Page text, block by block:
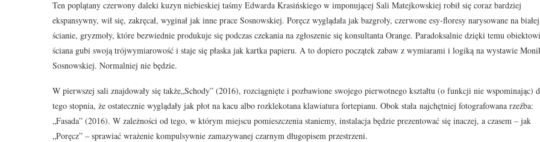
Ten poplątany czerwony daleki kuzyn niebieskiej taśmy Edwarda Krasińskiego w imponującej Sali Matejkowskiej robił się coraz bardziej
ekspansywny, wił się, zakręcał, wyginał jak inne prace Sosnowskiej. Poręcz wyglądała jak bazgroły, czerwone esy-floresy narysowane na białej
ścianie, gryzmoły, które bezwiednie produkuje się podczas czekania na zgłoszenie się konsultanta Orange. Paradoksalnie dzięki temu obiektowi
ściana gubi swoją trójwymiarowość i staje się płaska jak kartka papieru. A to dopiero początek zabaw z wymiarami i logiką na wystawie
Sosnowskiej. Normalniej nie będzie.
W pierwszej sali znajdowały się także„Schody” (2016), rozciągnięte i pozbawione swojego pierwotnego kształtu (o funkcji nie wspominając)
tego stopnia, że ostatecznie wyglądały jak płot na kacu albo rozklekotana klawiatura fortepianu. Obok stała najchętniej fotografowana rzeźba:
„Fasada” (2016). W zależności od tego, w którym miejscu pomieszczenia staniemy, instalacja będzie prezentować się inaczej, a czasem – jak
„Poręcz” – sprawiać wrażenie kompulsywnie zamazywanej czarnym długopisem przestrzeni.